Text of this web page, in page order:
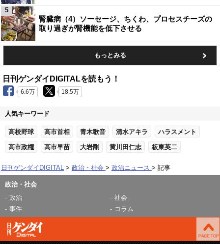
腎臓病（4）ソーセージ、ちくわ、プロセスチーズの
取り過ぎが腎機能を低下させる
5
もっとみる
日刊ゲンダイDIGITALを読もう！
6.6万 18.5万
人気キーワード
高校野球 高市首相 青木歌音 清水アキラ ハラスメント
高市政権 高市早苗 大岩剛 黄川田仁志 板東英二
日刊ゲンダイDIGITAL 政治・社会 政治ニュース 記事
政治・社会
政治
社会
事件
コラム